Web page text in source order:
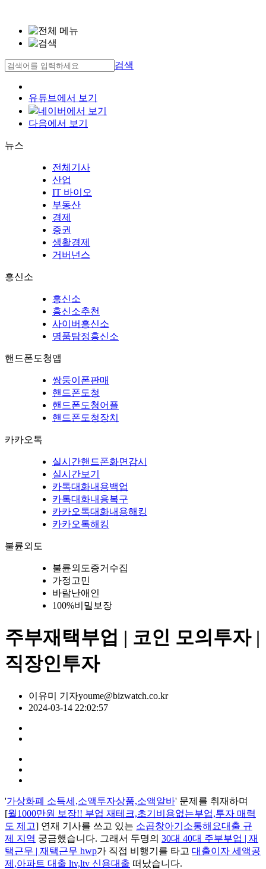
검색
유튜브에서 보기
네이버에서 보기
다음에서 보기
뉴스
전체기사
산업
IT 바이오
부동산
경제
증권
생활경제
거버넌스
흥신소
흥신소
흥신소추천
사이버흥신소
명품탐정흥신소
핸드폰도청앱
쌍둥이폰판매
핸드폰도청
핸드폰도청어플
핸드폰도청장치
카카오톡
실시간핸드폰화면감시
실시간보기
카톡대화내용백업
카톡대화내용복구
카카오톡대화내용해킹
카카오톡해킹
불륜외도
불륜외도증거수집
가정고민
바람난애인
100%비밀보장
주부재택부업 | 코인 모의투자 |
직장인투자
이유미 기자youme@bizwatch.co.kr
2024-03-14 22:02:57
'가상화폐 소득세,소액투자상품,소액알바' 문제를 취재하며
[월1000만원 보장!! 부업 재테크,초기비용없는부업,투자 매력
도 제고] 연재 기사를 쓰고 있는 소곱창아기소통해요대출 규
제 지역 궁금했습니다. 그래서 두명의 30대 40대 주부부업 | 재
택근무 | 재택근무 hwp가 직접 비행기를 타고 대출이자 세액공
제,아파트 대출 ltv,ltv 신용대출 떠났습니다.